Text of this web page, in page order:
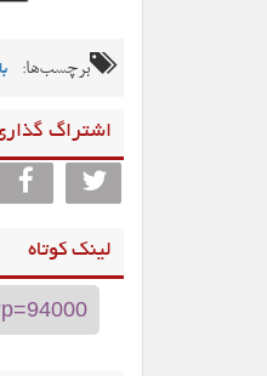
برچسب‌ها:
اشتراگ
لینک کوتاه